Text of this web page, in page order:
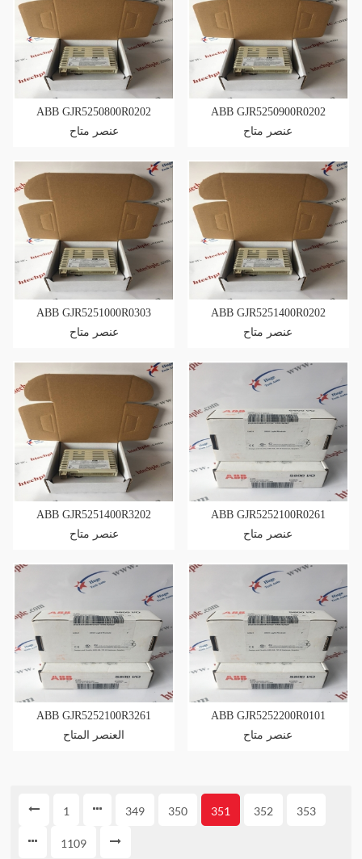
ABB GJR5250800R0202
عنصر متاح
ABB GJR5250900R0202
عنصر متاح
ABB GJR5251000R0303
عنصر متاح
ABB GJR5251400R0202
عنصر متاح
ABB GJR5251400R3202
عنصر متاح
ABB GJR5252100R0261
عنصر متاح
ABB GJR5252100R3261
العنصر المتاح
ABB GJR5252200R0101
عنصر متاح
1 349 350 351 352 353
1109